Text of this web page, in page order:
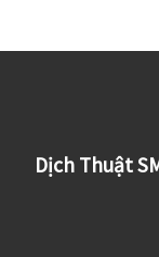
Dịch Thuật